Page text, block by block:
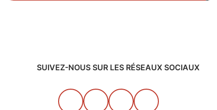
SUIVEZ-NOUS SUR LES RÉSEAUX SOCIAUX